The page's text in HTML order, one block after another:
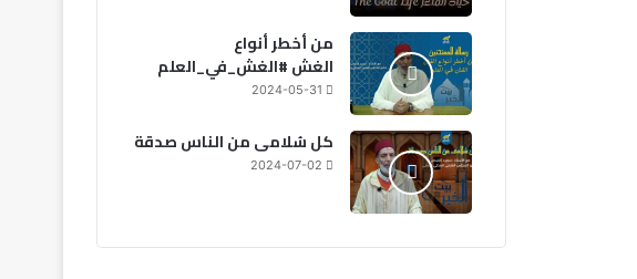
من أخطر أنواع
الغش #الغش_في_العلم
2024-05-31
كل سُلامى من الناس صدقة
2024-07-02